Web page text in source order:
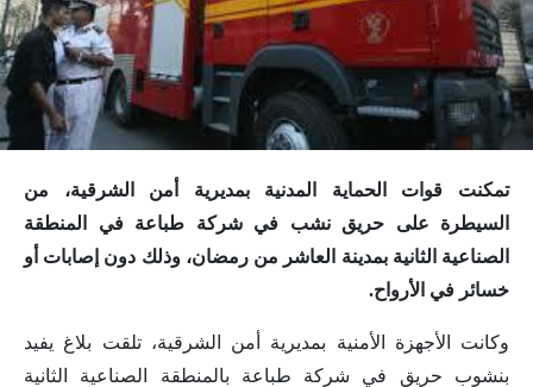
تمكنت قوات الحماية المدنية بمديرية أمن الشرقية، من
السيطرة على حريق نشب في شركة طباعة في المنطقة
الصناعية الثانية بمدينة العاشر من رمضان، وذلك دون إصابات أو
خسائر في الأرواح.
وكانت الأجهزة الأمنية بمديرية أمن الشرقية، تلقت بلاغ يفيد
بنشوب حريق في شركة طباعة بالمنطقة الصناعية الثانية